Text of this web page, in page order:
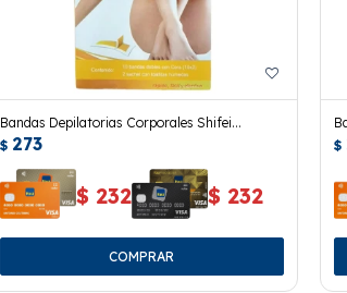
Bandas Depilatorias Corporales Shifei
Manzanilla 10 Uds.
$ 273
$ 232 $ 232
$